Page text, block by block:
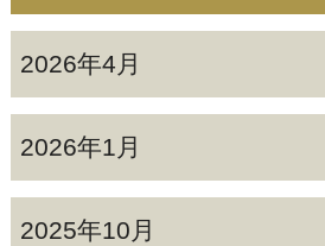
2026年4月
2026年1月
2025年10月